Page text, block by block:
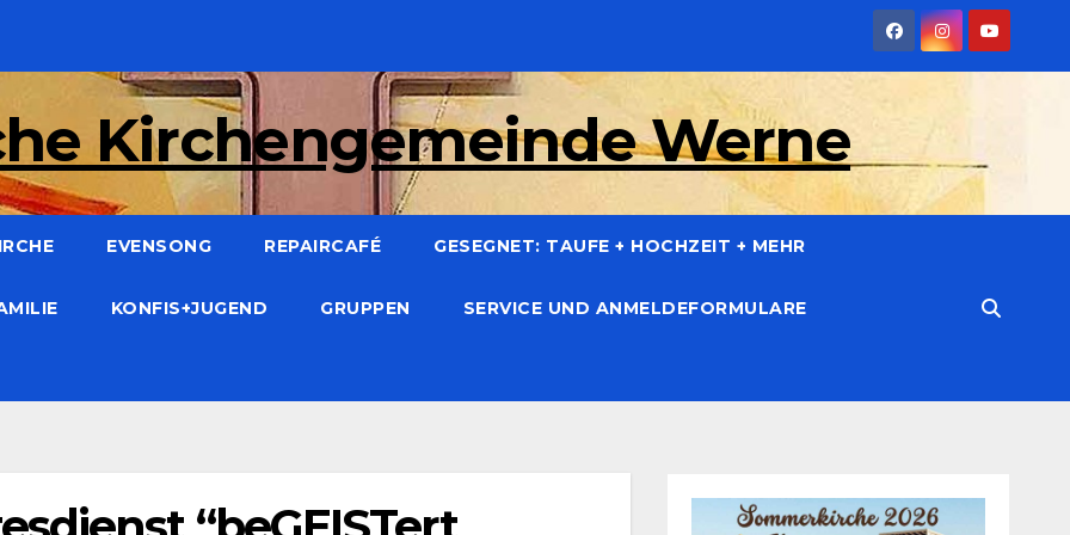
Kirchengemeinde Werne
EVENSONG REPAIRCAFÉ GESEGNET: TAUFE + HOCHZEIT + MEHR
KONFIS+JUGEND GRUPPEN SERVICE UND ANMELDEFORMULARE